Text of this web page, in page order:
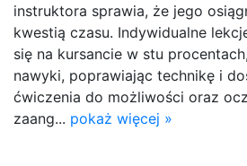
instruktora sprawia, że jego
kwestią czasu. Indywidualne
się na kursancie w stu
nawyki, poprawiając technikę i
ćwiczenia do możliwości oraz
zaang... pokaż więcej »